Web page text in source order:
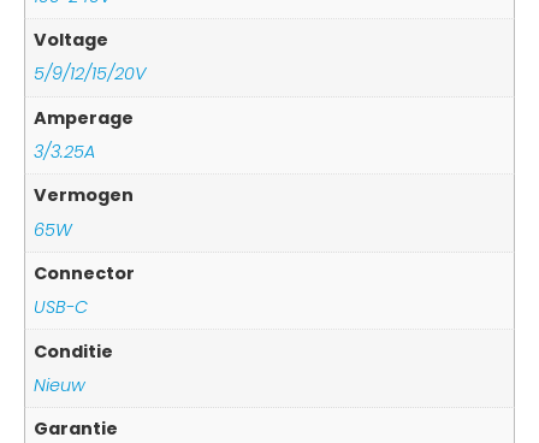
Voltage
5/9/12/15/20V
Amperage
3/3.25A
Vermogen
65W
Connector
USB-C
Conditie
Nieuw
Garantie